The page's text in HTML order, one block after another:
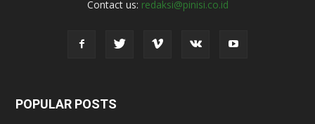
Contact us: redaksi@pinisi.co.id
POPULAR POSTS